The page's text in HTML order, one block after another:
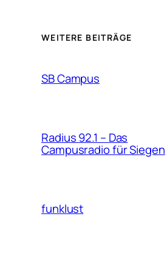
WEITERE BEITRÄGE
SB Campus
Radius 92.1 – Das
Campusradio für Siegen
funklust